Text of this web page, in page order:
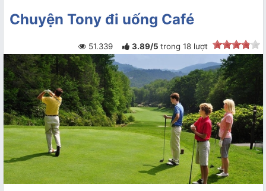
Chuyện Tony đi uống Café
51.339 3.89/5 trong 18lượt